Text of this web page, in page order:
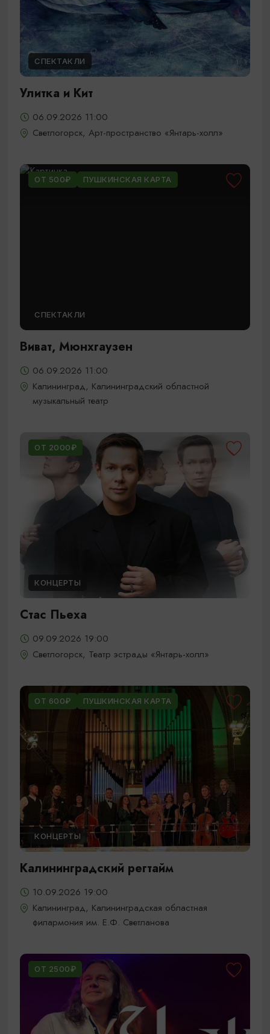
СПЕКТАКЛИ
Улитка и Кит
06.09.2026 11:00
Светлогорск, Арт-пространство «Янтарь-холл»
ОТ 500₽ ПУШКИНСКАЯ КАРТА
СПЕКТАКЛИ
Виват, Мюнхгаузен
06.09.2026 11:00
Калининград, Калининградский областной
музыкальный театр
ОТ 2000₽
КОНЦЕРТЫ
Стас Пьеха
09.09.2026 19:00
Светлогорск, Театр эстрады «Янтарь-холл»
ОТ 600₽ ПУШКИНСКАЯ КАРТА
КОНЦЕРТЫ
Калининградский регтайм
10.09.2026 19:00
Калининград, Калининградская областная
филармония им. Е.Ф. Светланова
ОТ 2500₽